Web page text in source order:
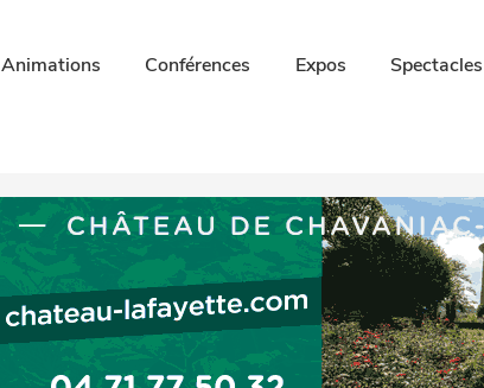
Animations Conférences Expos Spectacles